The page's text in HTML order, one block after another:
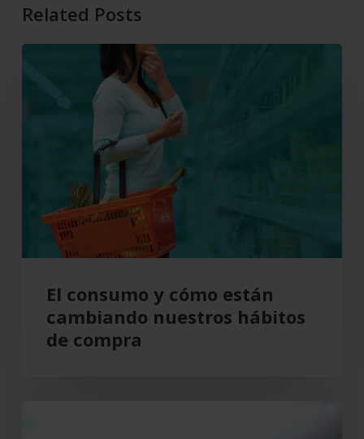
Related Posts
nuestros
hábitos
compra
El consumo y cómo están
cambiando nuestros hábitos
de compra